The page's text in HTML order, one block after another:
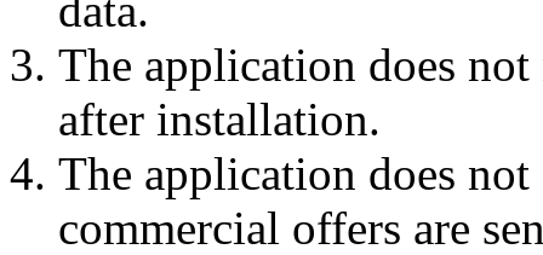
The application does not
after installation.
The application does
commercial offers are